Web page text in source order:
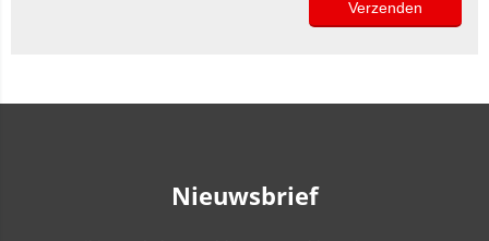
Nieuwsbrief